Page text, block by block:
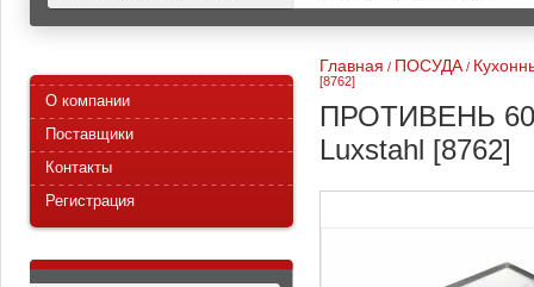
Главная / ПОСУДА /
[8762]
ПРОТИВЕНЬ
Luxstahl [8762]
О компании
Поставщики
Контакты
Регистрация